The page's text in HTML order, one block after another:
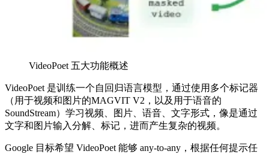
VideoPoet 五大功能概述
VideoPoet 是训练一个自回归语言模型，通过使用多个标记器
（用于视频和图片的MAGVIT V2，以及用于语音的
SoundStream）学习视频、图片、语音、文字形式，像是通过
文字和图片输入分解、标记，进而产生复杂的视频。
Google 目标希望 VideoPoet 能够 any-to-any，根据任何提示任